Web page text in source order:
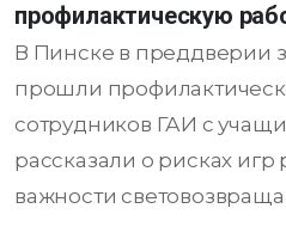
профилактическую
В Пинске в преддверии
прошли
сотрудников ГАИ с
рассказали о рисках
важности